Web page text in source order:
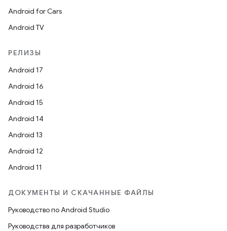
Android for Cars
Android TV
РЕЛИЗЫ
Android 17
Android 16
Android 15
Android 14
Android 13
Android 12
Android 11
ДОКУМЕНТЫ И СКАЧАННЫЕ ФАЙЛЫ
Руководство по Android Studio
Руководства для разработчиков